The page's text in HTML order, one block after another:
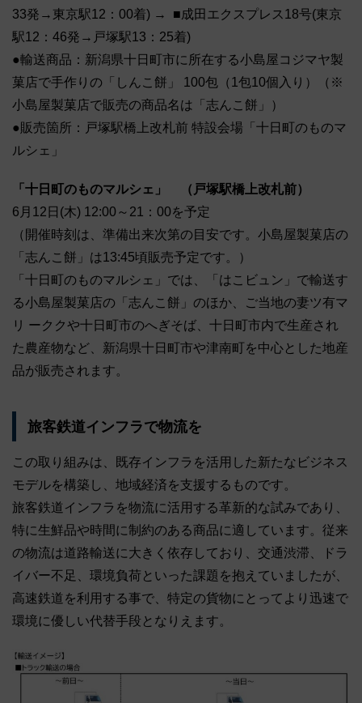
33発→東京駅12：00着) → ■成田エクスプレス18号(東京
駅12：46発→戸塚駅13：25着)
●輸送商品：新潟県十日町市に所在する小島屋コジマヤ製
菓店で手作りの「しんこ餅」 100包（1包10個入り）（※
小島屋製菓店で販売の商品名は「志んこ餅」）
●販売箇所：戸塚駅橋上改札前 特設会場「十日町のものマ
ルシェ」
「十日町のものマルシェ」 （戸塚駅橋上改札前）
6月12日(木) 12:00～21：00を予定
（開催時刻は、準備出来次第の目安です。小島屋製菓店の
「志んこ餅」は13:45頃販売予定です。）
「十日町のものマルシェ」では、「はこビュン」で輸送す
る小島屋製菓店の「志んこ餅」のほか、ご当地の妻ツ有マ
リ ーククや十日町市のへぎそば、十日町市内で生産され
た農産物など、新潟県十日町市や津南町を中心とした地産
品が販売されます。
旅客鉄道インフラで物流を
この取り組みは、既存インフラを活用した新たなビジネス
モデルを構築し、地域経済を支援するものです。
旅客鉄道インフラを物流に活用する革新的な試みであり、
特に生鮮品や時間に制約のある商品に適しています。従来
の物流は道路輸送に大きく依存しており、交通渋滞、ドラ
イバー不足、環境負荷といった課題を抱えていましたが、
高速鉄道を利用する事で、特定の貨物にとってより迅速で
環境に優しい代替手段となりえます。